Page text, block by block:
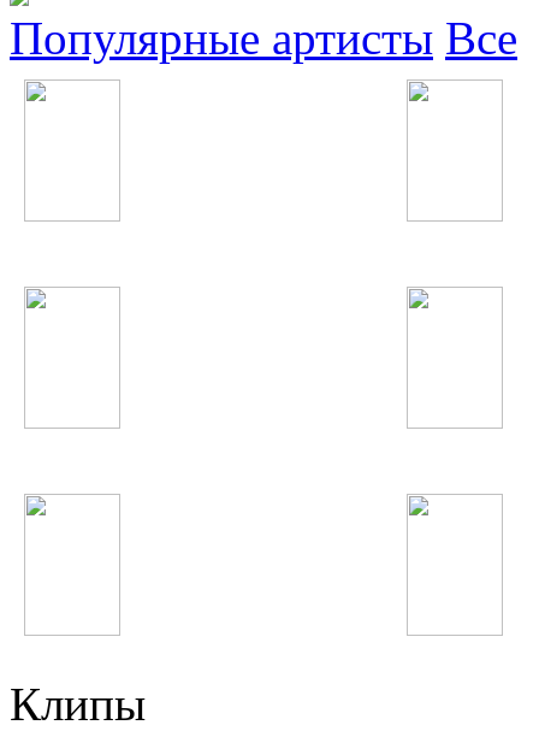
Популярные артисты Все
Клипы